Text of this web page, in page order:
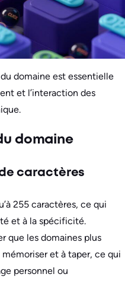
domaine est essentielle
et l’interaction des
domaine
caractères
255 caractères, ce qui
et à la spécificité.
que les domaines plus
et à taper, ce qui
personnel ou